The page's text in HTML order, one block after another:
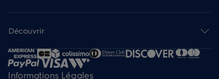
Découvrir
Informations Légales